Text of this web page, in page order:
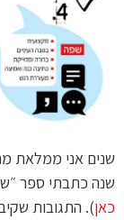
שנים אני ממלאת
שנה כתבתי ספר
כאן). התגובות